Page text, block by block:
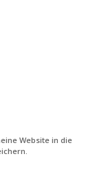
Website in diesem